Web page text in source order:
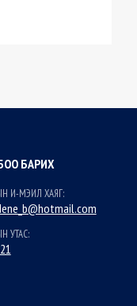
БАРИХ
И-МЭИЛ ХАЯГ:
УТАС: